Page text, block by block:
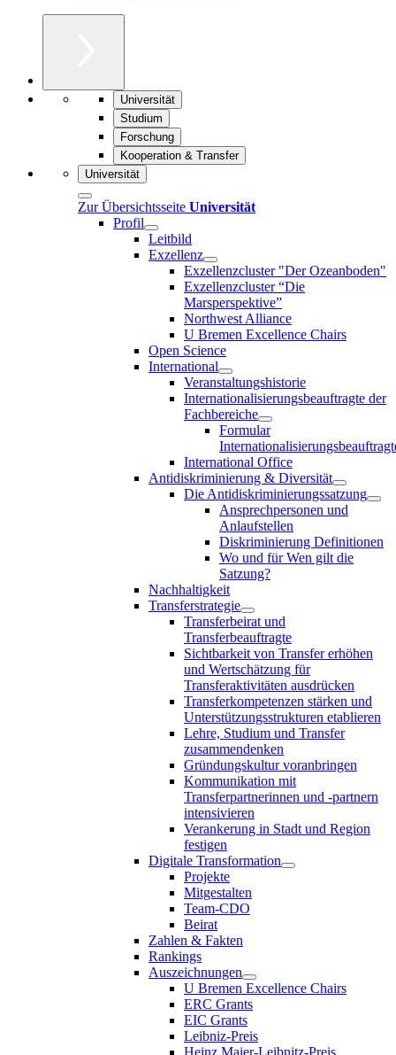
Universität
Studium
Forschung
Kooperation & Transfer
Universität
Zur Übersichtsseite Universität
Profil
Leitbild
Exzellenz
Exzellenzcluster "Der Ozeanboden"
Exzellenzcluster “Die
Marsperspektive”
Northwest Alliance
U Bremen Excellence Chairs
Open Science
International
Veranstaltungshistorie
Internationalisierungsbeauftragte der
Fachbereiche
Formular
International Office
Antidiskriminierung & Diversität
Die Antidiskriminierungssatzung
Ansprechpersonen und
Anlaufstellen
Diskriminierung Definitionen
Wo und für Wen gilt die
Satzung?
Nachhaltigkeit
Transferstrategie
Transferbeirat und
Transferbeauftragte
Sichtbarkeit von Transfer erhöhen
und Wertschätzung für
Transferaktivitäten ausdrücken
Transferkompetenzen stärken und
Unterstützungsstrukturen etablieren
Lehre, Studium und Transfer
zusammendenken
Gründungskultur voranbringen
Kommunikation mit
Transferpartnerinnen und -partnern
intensivieren
Verankerung in Stadt und Region
festigen
Digitale Transformation
Projekte
Mitgestalten
Team-CDO
Beirat
Zahlen & Fakten
Rankings
Auszeichnungen
U Bremen Excellence Chairs
ERC Grants
EIC Grants
Leibniz-Preis
Heinz Maier-Leibnitz-Preis